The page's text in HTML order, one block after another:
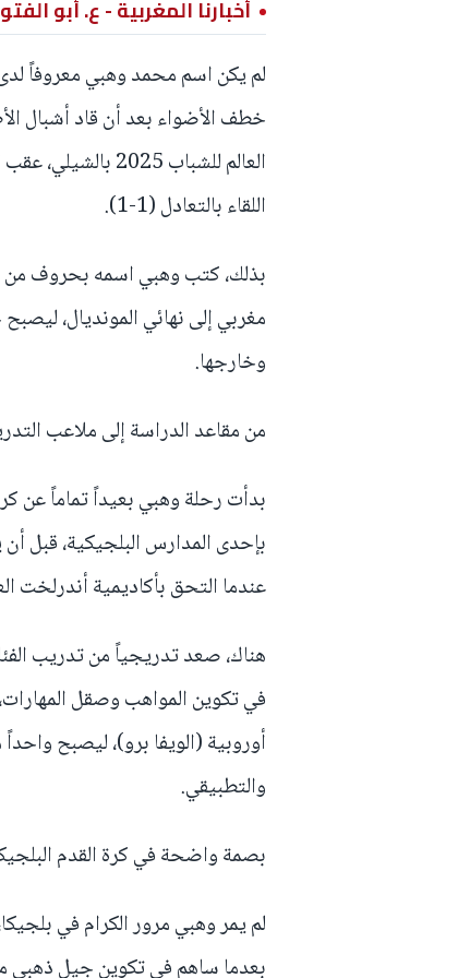
أخبارنا المغربية - ع. أبو
لم يكن اسم محمد وهبي معروفاً لدى
خطف الأضواء بعد أن قاد أشبال
اللقاء بالتعادل (1-1).
بذلك، كتب وهبي اسمه بحروف من
مغربي إلى نهائي المونديال،
وخارجها.
من مقاعد الدراسة إلى ملاعب
عندما التحق بأكاديمية أندرلخت
هناك، صعد تدريجياً من تدريب
في تكوين المواهب وصقل
أوروبية (الويفا برو)، ليصبح
والتطبيقي.
بصمة واضحة في كرة القدم
لم يمر وهبي مرور الكرام في
بعدما ساهم في تكوين جيل ذهبي